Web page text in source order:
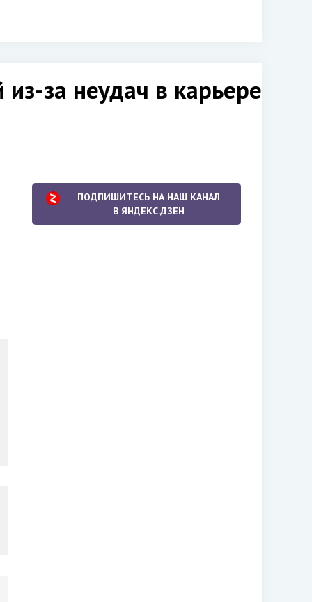
за неудач в карьере
ПОДПИШИТЕСЬ НА НАШ КАНАЛ
В ЯНДЕКС.ДЗЕН